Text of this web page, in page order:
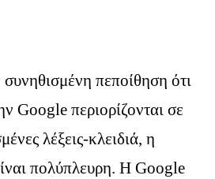
πεποίθηση ότι
Google περιορίζονται σε
λέξεις-κλειδιά, η
πολύπλευρη. Η Google